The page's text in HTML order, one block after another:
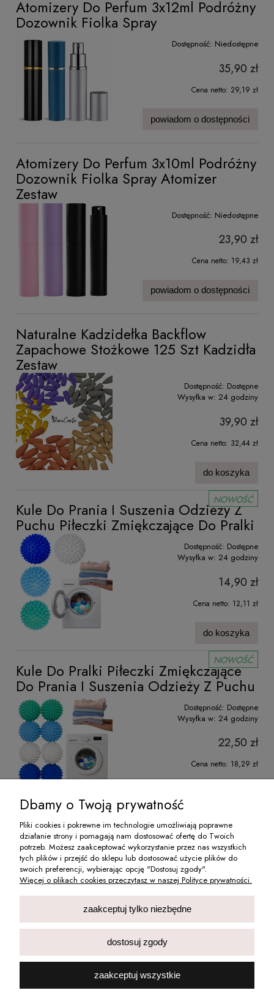
Atomizery Do Perfum 3x12ml Podróżny
Dozownik Fiolka Spray
Dostępność: Niedostępne
35,90 zł
Cena netto: 29,19 zł
powiadom o dostępności
Atomizery Do Perfum 3x10ml Podróżny
Dozownik Fiolka Spray Atomizer
Zestaw
Dostępność: Niedostępne
23,90 zł
Cena netto: 19,43 zł
powiadom o dostępności
Naturalne Kadzidełka Backflow
Zapachowe Stożkowe 125 Szt Kadzidła
Zestaw
Dostępność: Dostępne
Wysyłka w: 24 godziny
39,90 zł
Cena netto: 32,44 zł
do koszyka
Kule Do Prania I Suszenia Odzieży Z
Puchu Piłeczki Zmiękczające Do Pralki
Dostępność: Dostępne
Wysyłka w: 24 godziny
14,90 zł
Cena netto: 12,11 zł
do koszyka
NOWOŚĆ
Kule Do Pralki Piłeczki Zmiękczające
Do Prania I Suszenia Odzieży Z Puchu
Dostępność: Dostępne
Wysyłka w: 24 godziny
22,50 zł
Cena netto: 18,29 zł
NOWOŚĆ
O NAS
MOJE KONTO
PŁATNOŚCI I DOSTAWA
Deni Carte Dorota Skwierczyńska Spółka Jawna wpisana do Centralnej
Ewidencji i Informacji o Działalności Gospodarczej Rzeczypospolitej
Polskiej prowadzonej przez Ministra właściwego d.s. gospodarki.
Dbamy o Twoją prywatność
Pliki cookies i pokrewne im technologie umożliwiają poprawne
działanie strony i pomagają nam dostosować ofertę do Twoich
potrzeb. Możesz zaakceptować wykorzystanie przez nas wszystkich
tych plików i przejść do sklepu lub dostosować użycie plików do
swoich preferencji, wybierając opcję "Dostosuj zgody".
Więcej o plikach cookies przeczytasz w naszej Polityce prywatności.
zaakceptuj tylko niezbędne
dostosuj zgody
zaakceptuj wszystkie